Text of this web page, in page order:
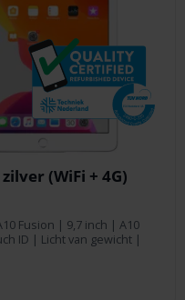
(WiFi + 4G)
Fusion | 9,7 inch | A10
ID | Licht van gewicht |